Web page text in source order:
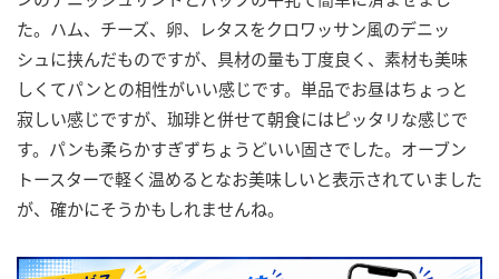
た。ハム、チーズ、卵、レタスをクロワッサン風のデニッ
シュに挟んだものですが、具材の量も丁度良く、素材も美味
しくてパンとの相性がいい感じです。単品でお昼はちょっと
寂しい感じですが、珈琲と併せて朝食にはピッタリな感じで
す。パンも柔らかすぎずちょうどいい固さでした。オーブン
トースターで軽く温めるとなお美味しいと表示されていました
が、確かにそうかもしれませんね。